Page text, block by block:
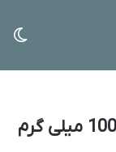
نقد و بررسی جامع ال کارنیتین 1000 میلی گرم